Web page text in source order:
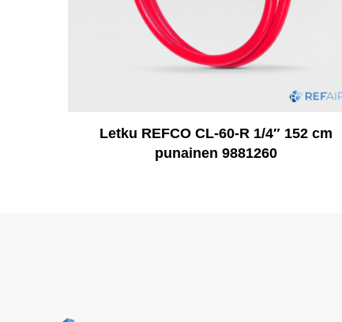
Letku REFCO CL-60-R 1/4″ 152 cm
punainen 9881260